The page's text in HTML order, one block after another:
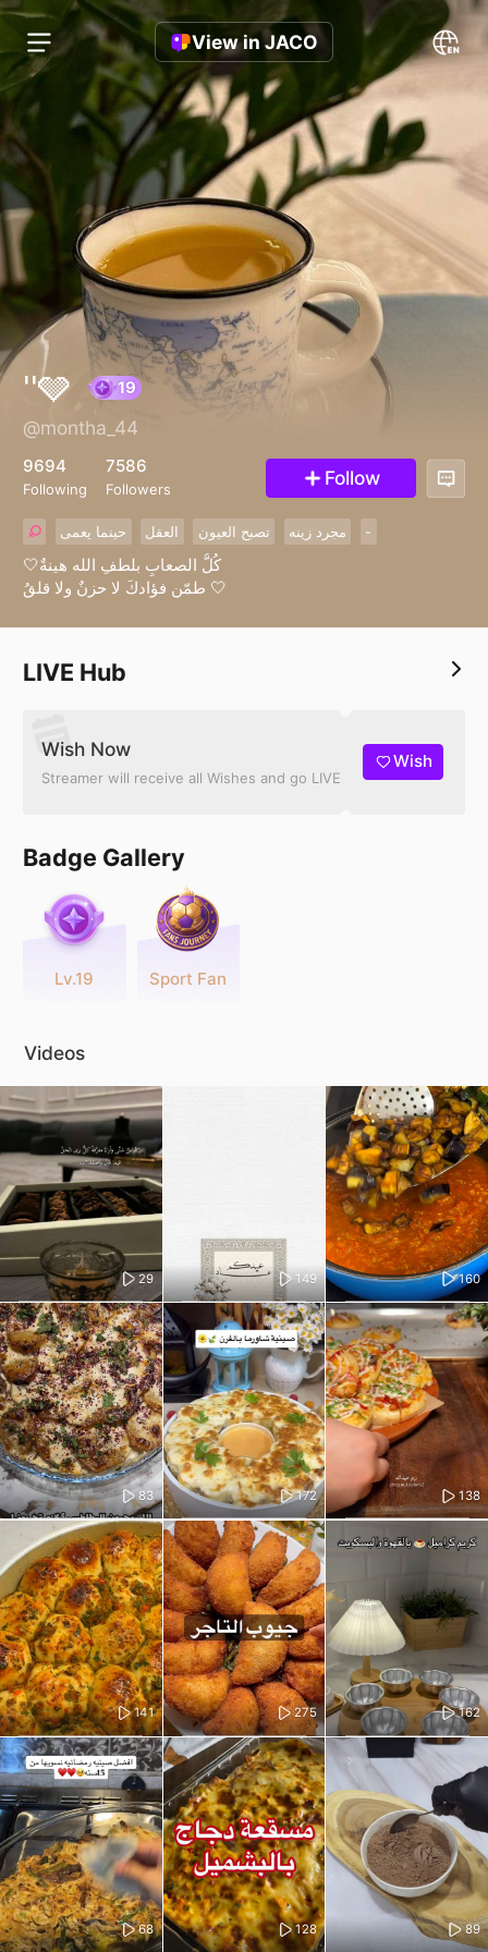
View in JACO
''🩶
@montha_44
9694
Following
7586
Followers Follow
حينما يعمى العقل تصبح العيون مجرد زينه -
🤍‏كُلُّ الصعابِ بلطفِ الله هينةٌ
طمّن فؤادكَ لا حزنٌ ولا قلقُ 🤍
LIVE Hub
Wish Now
Streamer will receive all Wishes and go LIVE
Wish
Badge Gallery
Lv.19 Sport Fan
Videos
29 149 160
83 172 138
141 275 162
68 128 89